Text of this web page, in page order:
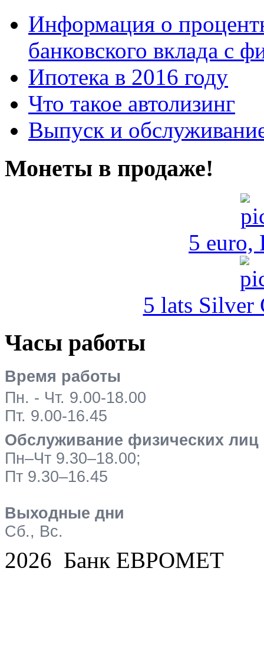
Информация о
банковского вклада с
Ипотека в 2016 году
Что такое автолизинг
Выпуск и
Монеты в продаже!
5 euro,
5 lats Silver
Часы работы
Время работы
Пн. - Чт. 9.00-18.00
Пт. 9.00-16.45
Обслуживание физических лиц
Пн–Чт 9.30–18.00;
Пт 9.30–16.45
Выходные дни
Сб., Вс.
2026 Банк ЕВРОМЕТ